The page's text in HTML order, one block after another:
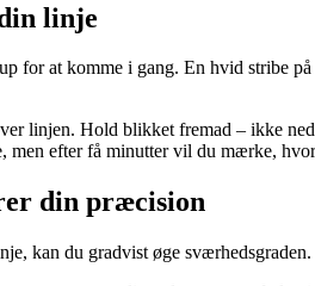
linje
for at komme i gang. En hvid stribe
linjen. Hold blikket fremad – ikke
men efter få minutter vil du mærke,
din præcision
kan du gradvist øge